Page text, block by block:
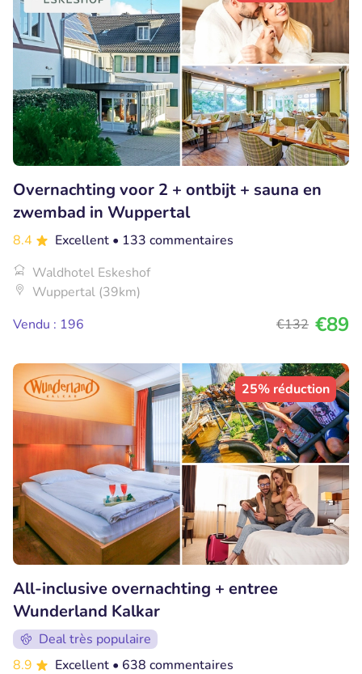
Overnachting voor 2 + ontbijt + sauna en
zwembad in Wuppertal
8.4 Excellent • 133 commentaires
Waldhotel Eskeshof
Wuppertal (39km)
Vendu : 196
€132 €89
25% réduction
All-inclusive overnachting + entree
Wunderland Kalkar
Deal très populaire
8.9
Excellent • 638 commentaires